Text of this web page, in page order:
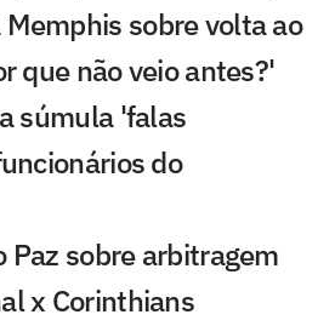
sobre volta ao
que não veio antes?'
súmula 'falas
do
Paz sobre arbitragem
x Corinthians